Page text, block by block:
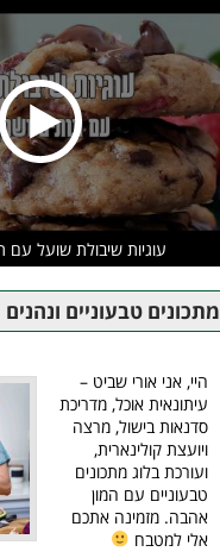
עוגיות שיבולת שועל עם
מתכונים טבעוניים ונהנים
היי, אני אורי שביט –
עיתונאית אוכל, מדריכת
סדנאות בישול, מרצה
ויועצת קולינארית,
ועורכת בלוג מתכונים
טבעוניים עם המון
אהבה. מזמינה אתכם
אלי למטבח